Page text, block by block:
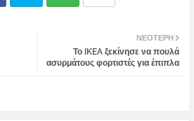
ΝΕΌΤΕΡΗ
Το IKEA ξεκίνησε να πουλά
ασυρμάτους φορτιστές για έπιπλα